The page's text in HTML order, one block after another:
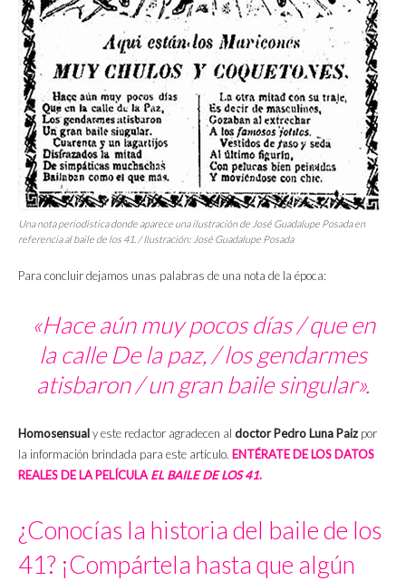
Una nota periodística donde aparece una ilustración de José Guadalupe Posada en
referencia al baile de los 41. / Ilustración: José Guadalupe Posada
Para concluir dejamos unas palabras de una nota de la época:
«Hace aún muy pocos días / que en
la calle De la paz, / los gendarmes
atisbaron / un gran baile singular».
Homosensualy este redactor agradecen al doctor Pedro Luna Paiz por
la información brindada para este artículo. ENTÉRATE DE LOS DATOS
REALES DE LA PELÍCULA EL BAILE DE LOS 41.
¿Conocías la historia del baile de los
41? ¡Compártela hasta que algún